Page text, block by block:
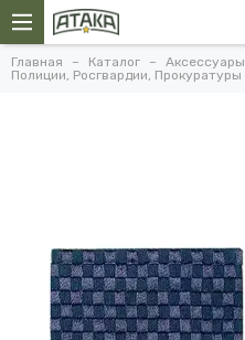
Главная Каталог Аксессуары
Полиции, Росгвардии, Прокуратуры